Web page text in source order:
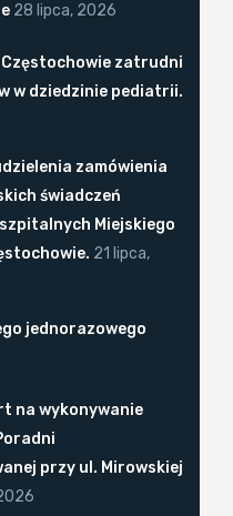
28 lipca, 2026
zatrudni
w dziedzinie pediatrii.
zamówienia
świadczeń
Miejskiego
21 lipca,
jednorazowego
na wykonywanie
przy ul. Mirowskiej